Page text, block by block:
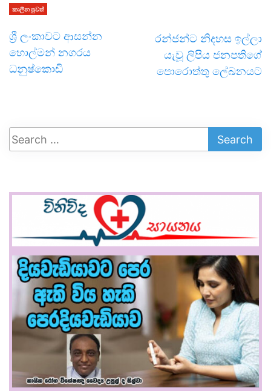
කාලීන පුවත්
ශ්‍රී ලංකාවට ආසන්න
හොල්මන් නගරය
ධනුෂ්කොඩි
රන්ජන්ට නිදහස ඉල්ලා
යැවූ ලිපිය ජනපතිගේ
පොරොත්තු ලේඛනයට